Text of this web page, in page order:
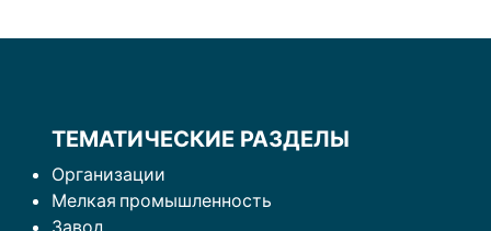
ТЕМАТИЧЕСКИЕ РАЗДЕЛЫ
Организации
Мелкая промышленность
Завод